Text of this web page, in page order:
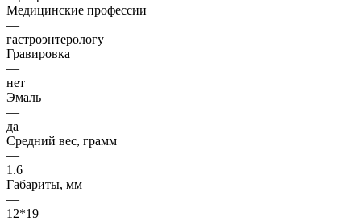
Медицинские профессии
—
гастроэнтерологу
Гравировка
—
нет
Эмаль
—
да
Средний вес, грамм
—
1.6
Габариты, мм
—
12*19